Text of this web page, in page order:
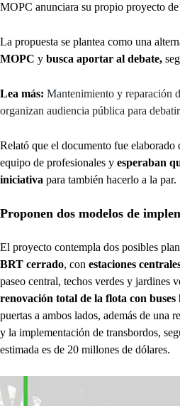
MOPC anunciara su propio proyecto
La propuesta se plantea como una
MOPC y busca aportar al debate,
Lea más: Mantenimiento y reparación
organizan audiencia pública para
Relató que el documento fue elaborado
equipo de profesionales y esperaban
iniciativa para también hacerlo a la par.
Proponen dos modelos de
El proyecto contempla dos posibles
BRT cerrado, con estaciones
paseo central, techos verdes y jardines
renovación total de la flota con
puertas a ambos lados, además de una
y la implementación de transbordos,
estimada es de 20 millones de dólares.